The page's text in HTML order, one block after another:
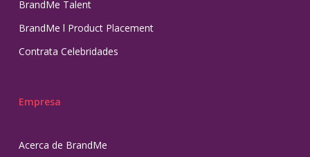
BrandMe Talent
BrandMe l Product Placement
Contrata Celebridades
Empresa
Acerca de BrandMe